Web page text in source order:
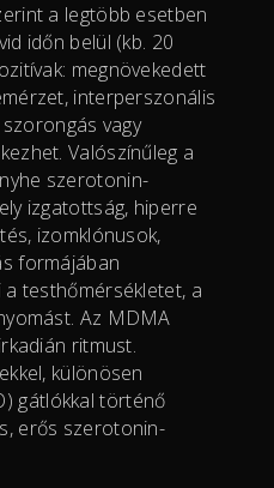
a legtöbb esetben
időn belül (kb. 20
megnövekedett
interperszonális
vagy
Valószínűleg a
szerotonin-
izgatottság, hiperre
izomklónusok,
formájában
a testhőmérsékletet, a
Az MDMA
ritmust.
különösen
gátlókkal történő
erős szerotonin-